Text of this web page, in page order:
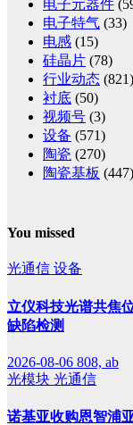
电子元器件
电子特气 (33)
电感 (15)
硅晶片 (78)
行业动态 (821)
衬底 (50)
视频号 (3)
设备 (571)
陶瓷 (270)
陶瓷基板 (447)
You missed
光通信 设备
立仪科技光谱共焦
缺陷检测
2026-08-06 808, ab
光模块 光通信
诺基亚收购恩智浦